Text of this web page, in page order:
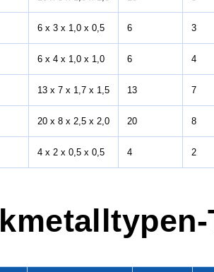
6 x 3 x 1,0 x 0,5 6 3
6 x 4 x 1,0 x 1,0 6 4
13 x 7 x 1,7 x 1,5 13 7
20 x 8 x 2,5 x 2,0 20 8
4 x 2 x 0,5 x 0,5 4 2